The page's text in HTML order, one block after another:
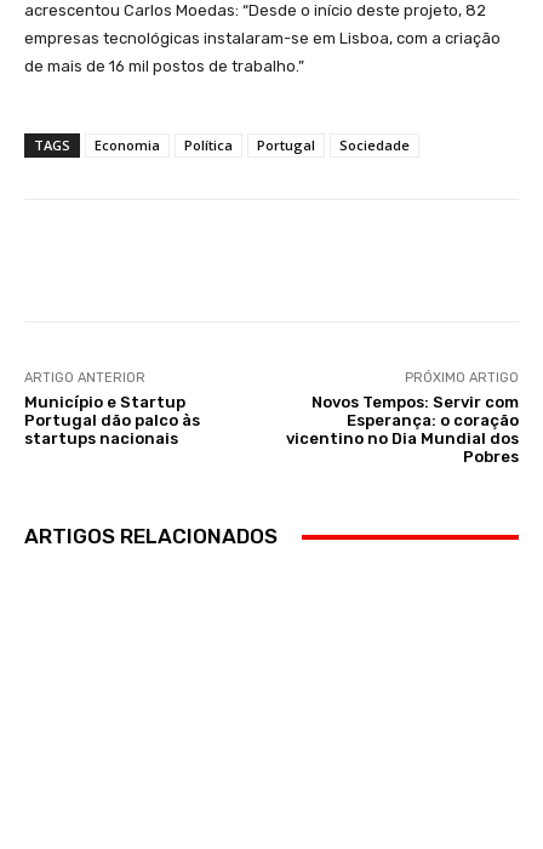
acrescentou Carlos Moedas: “Desde o início deste projeto, 82
empresas tecnológicas instalaram-se em Lisboa, com a criação
de mais de 16 mil postos de trabalho.”
TAGS Economia Política Portugal Sociedade
ARTIGO ANTERIOR
Município e Startup
Portugal dão palco às
startups nacionais
PRÓXIMO ARTIGO
Novos Tempos: Servir com
Esperança: o coração
vicentino no Dia Mundial dos
Pobres
ARTIGOS RELACIONADOS